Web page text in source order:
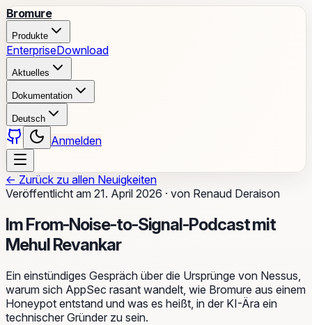
Bromure
Produkte
EnterpriseDownload
Aktuelles
Dokumentation
Deutsch
Anmelden
← Zurück zu allen Neuigkeiten
Veröffentlicht am 21. April 2026 · von Renaud Deraison
Im From-Noise-to-Signal-Podcast mit
Mehul Revankar
Ein einstündiges Gespräch über die Ursprünge von Nessus,
warum sich AppSec rasant wandelt, wie Bromure aus einem
Honeypot entstand und was es heißt, in der KI-Ära ein
technischer Gründer zu sein.